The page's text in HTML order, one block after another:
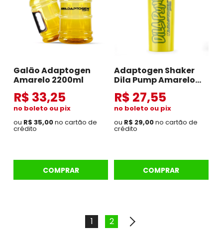
Galão Adaptogen
Amarelo 2200ml
R$ 33,25
no boleto ou pix
ou R$ 35,00no cartão de
crédito
COMPRAR
Adaptogen Shaker
Dila Pump Amarelo
600ml
R$ 27,55
no boleto ou pix
ou R$ 29,00no cartão de
crédito
COMPRAR
1 2